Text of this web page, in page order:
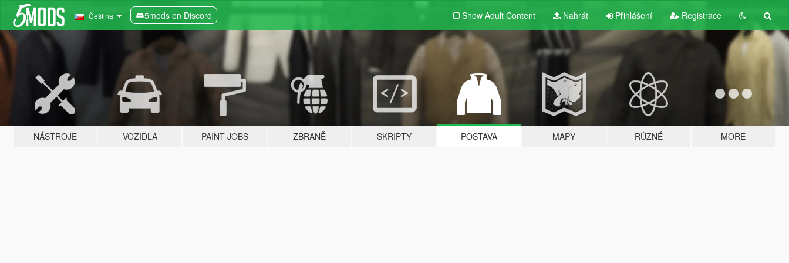
Čeština 5mods on Discord Show Adult Content Nahrát Přihlášení Registrace
NÁSTROJE VOZIDLA PAINT JOBS ZBRANĚ SKRIPTY POSTAVA MAPY RŮZNÉ MORE